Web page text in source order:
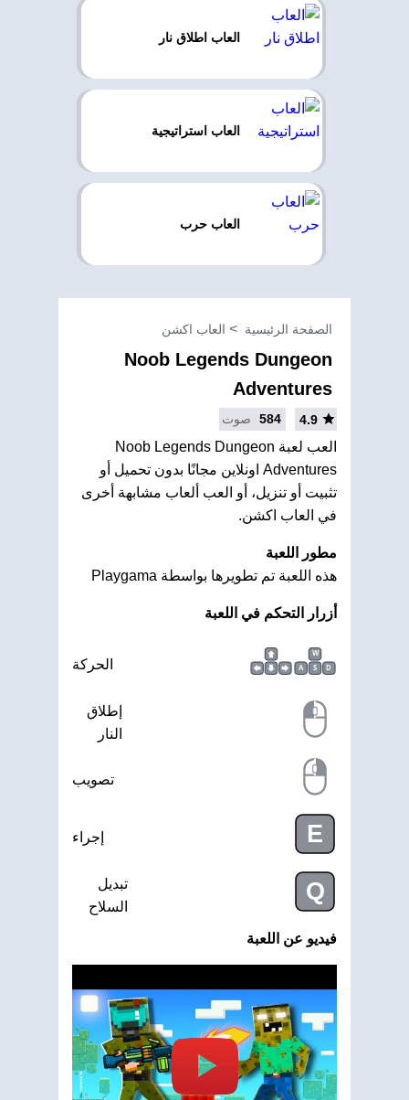
العاب اطلاق نار
العاب استراتيجية
العاب حرب
الصفحة الرئيسية العاب اكشن
Noob Legends Dungeon
Adventures
4.9
584 صوت
العب لعبة Noob Legends Dungeon
Adventures اونلاين مجانًا بدون تحميل أو
تثبيت أو تنزيل، أو العب ألعاب مشابهة أخرى
في العاب اكشن.
مطور اللعبة
هذه اللعبة تم تطويرها بواسطة Playgama
أزرار التحكم في اللعبة
W
A
S D الحركة
إطلاق
النار
تصويب
E إجراء
Q
تبديل
السلاح
فيديو عن اللعبة